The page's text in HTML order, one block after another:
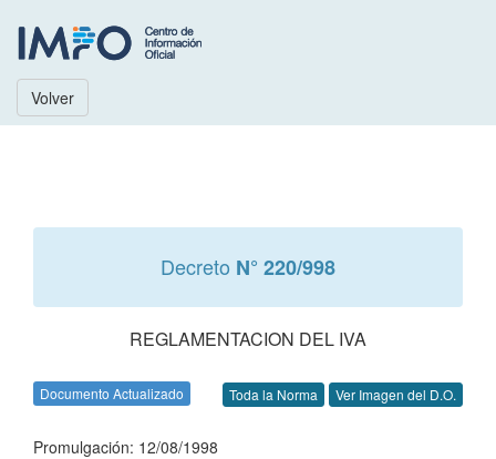
Volver
Decreto N° 220/998
REGLAMENTACION DEL IVA
Documento Actualizado Toda la Norma Ver Imagen del D.O.
Promulgación: 12/08/1998